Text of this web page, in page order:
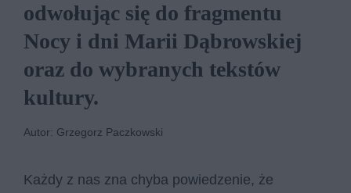
odwołując się do fragmentu
Nocy i dni Marii Dąbrowskiej
oraz do wybranych tekstów
kultury.
Autor: Grzegorz Paczkowski
Każdy z nas zna chyba powiedzenie, że